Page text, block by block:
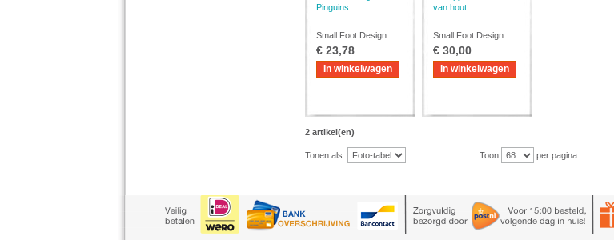
Pinguins
Small Foot Design
€ 23,78
In winkelwagen
van hout
Small Foot Design
€ 30,00
In winkelwagen
2 artikel(en)
Tonen als: Toon per pagina